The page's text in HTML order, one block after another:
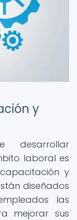
y
desarrollar
laboral es
y
diseñados
las
mejorar sus